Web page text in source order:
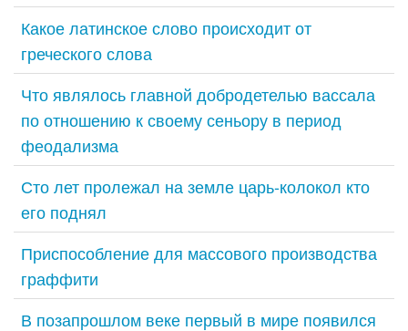
Какое латинское слово происходит от
греческого слова
Что являлось главной добродетелью вассала
по отношению к своему сеньору в период
феодализма
Сто лет пролежал на земле царь-колокол кто
его поднял
Приспособление для массового производства
граффити
В позапрошлом веке первый в мире появился